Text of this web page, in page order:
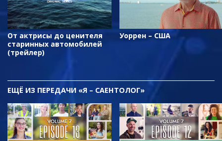
От актрисы до ценителя
старинных автомобилей
(трейлер)
Уоррен – США
ЕЩЁ ИЗ ПЕРЕДАЧИ «Я – САЕНТОЛОГ»